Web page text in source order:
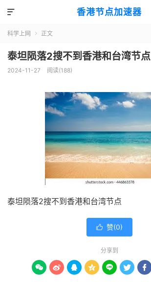
香港节点加速器

科学上网  正文
泰坦陨落2搜不到香港和台湾节点
2024-11-27 阅读(188)
泰坦陨落2搜不到香港和台湾节点
 赞(0)
分享到
      